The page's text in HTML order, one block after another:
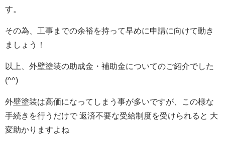
す。
その為、工事までの余裕を持って早めに申請に向けて動き
ましょう！
以上、外壁塗装の助成金・補助金についてのご紹介でした
(^^)
外壁塗装は高価になってしまう事が多いですが、この様な
手続きを行うだけで 返済不要な受給制度を受けられると 大
変助かりますよね